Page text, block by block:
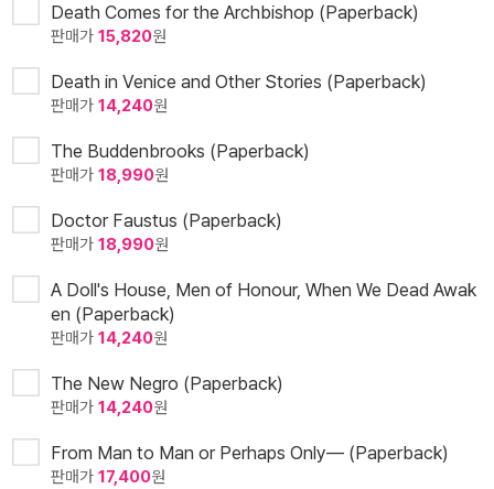
Death Comes for the Archbishop (Paperback)
판매가 15,820원
Death in Venice and Other Stories (Paperback)
판매가 14,240원
The Buddenbrooks (Paperback)
판매가 18,990원
Doctor Faustus (Paperback)
판매가 18,990원
A Doll's House, Men of Honour, When We Dead Awak
en (Paperback)
판매가 14,240원
The New Negro (Paperback)
판매가 14,240원
From Man to Man or Perhaps Only— (Paperback)
판매가 17,400원